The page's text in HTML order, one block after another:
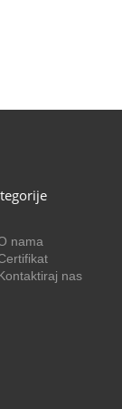
nama
nas